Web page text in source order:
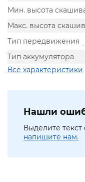
Мин. высота
Макс. высота
Тип передвижения
Тип аккумулятора
Все характеристики
Нашли
Выделите
напишите нам.